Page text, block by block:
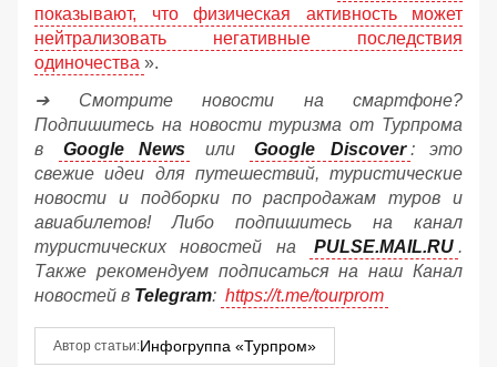
показывают, что физическая активность может
нейтрализовать негативные последствия
одиночества ».
➔ Смотрите новости на смартфоне?
Подпишитесь на новости туризма от Турпрома
в
Google News или Google Discover : это
свежие идеи для путешествий, туристические
новости и подборки по распродажам туров и
авиабилетов! Либо подпишитесь на канал
туристических новостей на
PULSE.MAIL.RU .
Также рекомендуем подписаться на наш Канал
новостей в Telegram: https://t.me/tourprom
Автор статьи:Инфогруппа «Турпром»